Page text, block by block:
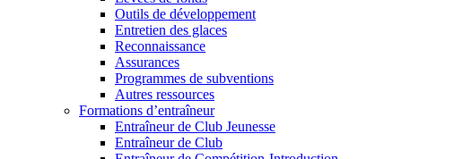
Outils de développement
Entretien des glaces
Reconnaissance
Assurances
Programmes de subventions
Autres ressources
Formations d’entraîneur
Entraîneur de Club Jeunesse
Entraîneur de Club